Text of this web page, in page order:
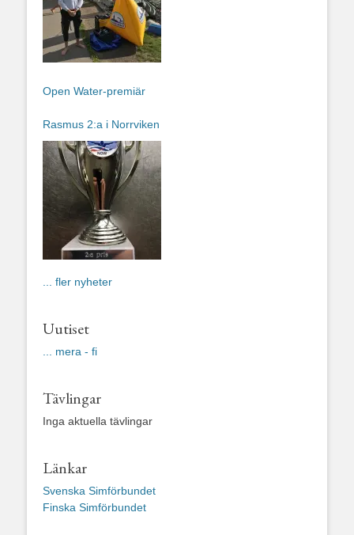
Open Water-premiär
Rasmus 2:a i Norrviken
... fler nyheter
Uutiset
... mera - fi
Tävlingar
Inga aktuella tävlingar
Länkar
Svenska Simförbundet
Finska Simförbundet